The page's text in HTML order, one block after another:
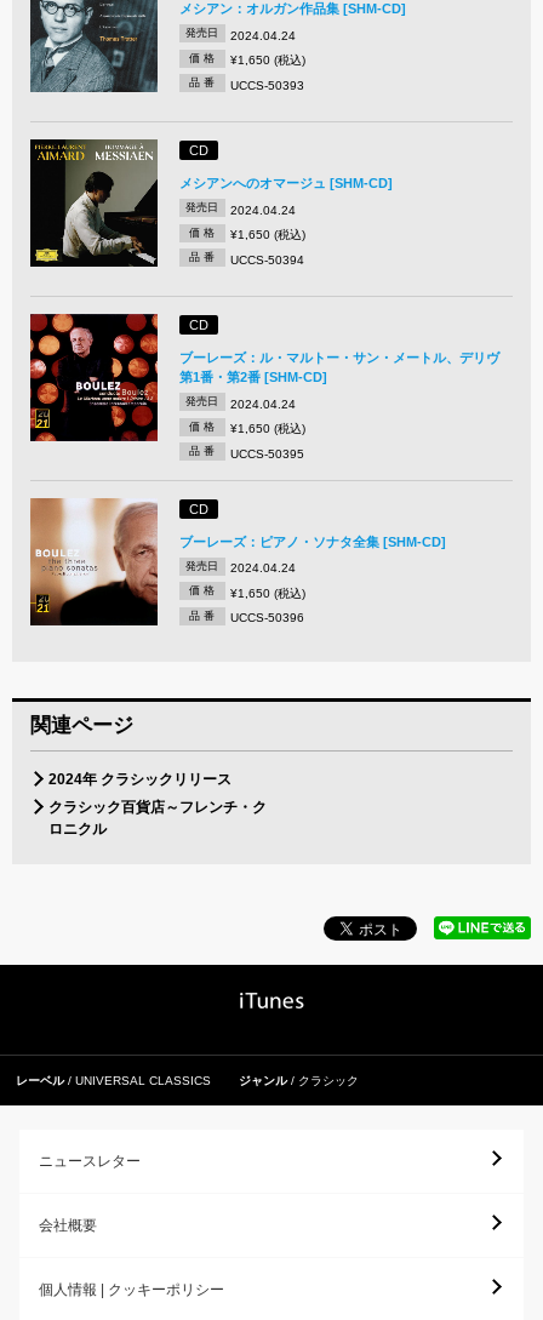
メシアン：オルガン作品集 [SHM-CD]
発売日 2024.04.24
価 格 ¥1,650 (税込)
品 番 UCCS-50393
CD
メシアンへのオマージュ [SHM-CD]
発売日 2024.04.24
価 格 ¥1,650 (税込)
品 番 UCCS-50394
CD
ブーレーズ：ル・マルトー・サン・メートル、デリヴ
第1番・第2番 [SHM-CD]
発売日 2024.04.24
価 格 ¥1,650 (税込)
品 番 UCCS-50395
CD
ブーレーズ：ピアノ・ソナタ全集 [SHM-CD]
発売日 2024.04.24
価 格 ¥1,650 (税込)
品 番 UCCS-50396
関連ページ
2024年 クラシックリリース
クラシック百貨店～フレンチ・ク
ロニクル
レーベル UNIVERSAL CLASSICS ジャンル クラシック
ニュースレター
会社概要
個人情報 | クッキーポリシー